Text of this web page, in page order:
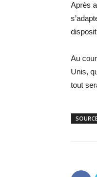
Après
Au
Unis,
tout